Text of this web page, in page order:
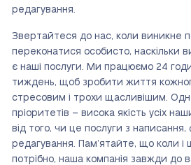
редагування.
Звертайтеся до нас, коли виникне
переконатися особисто, наскільки
є наші послуги. Ми працюємо 24
тиждень, щоб зробити життя
стресовим і трохи щасливішим.
пріоритетів – висока якість усіх
від того, чи це послуги з
редагування. Пам’ятайте, що коли і
потрібно, наша компанія завжди до